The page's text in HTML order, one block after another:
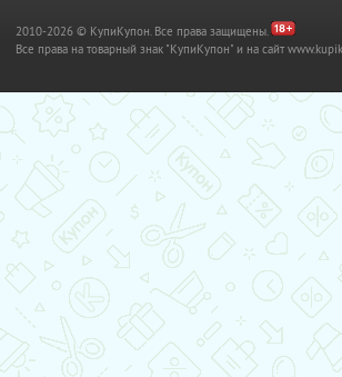
2010-2026 © КупиКупон. Все права защищены.
Все права на товарный знак "КупиКупон" и на сайт